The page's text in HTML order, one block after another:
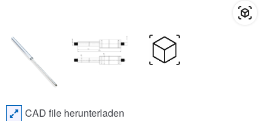
CAD file herunterladen